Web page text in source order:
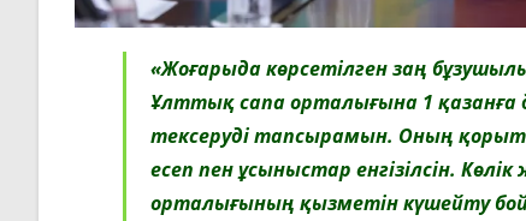
«Жоғарыда көрсетілген заң
Ұлттық сапа орталығына 1
тексеруді тапсырамын. Оның
есеп пен ұсыныстар енгізілсін.
орталығының қызметін күшейту